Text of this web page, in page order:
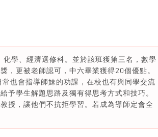
學、經濟選修科。並於該班獲第三名，數學
，更被老師認可，中六畢業獲得20個優點。
也會指導師妹的功課，在校也有與同學交流
予學生解題思路及獨有得思考方式和技巧。
授，讓他們不抗拒學習。若成為導師定會全